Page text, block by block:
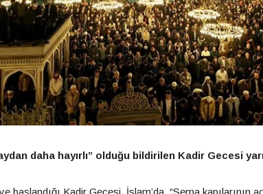
daha hayırlı” olduğu bildirilen Kadir Gecesi
başlandığı Kadir Gecesi, İslam’da, “Sema kapılarının